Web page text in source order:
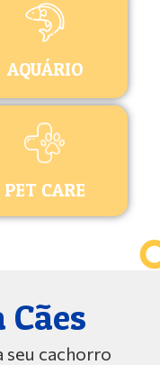
AQUÁRIO
PET CARE
seu cachorro